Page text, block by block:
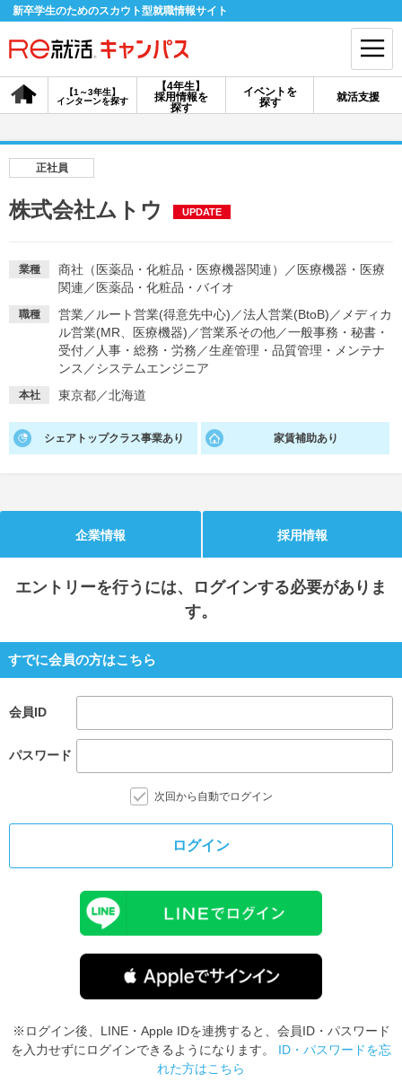
新卒学生のためのスカウト型就職情報サイト
【4年生】
採用情報を
探す
【1～3年生】
インターンを探す
イベントを
探す
就活支援
会員登録 ログイン
採用情報を探す
説明会を探す
インターンを探す
イベントを探す スカウト お知らせ
就活ノウハウ・サポート
就活支援 就活コラム
あなたに合う仕事を診断！ 動画で対策講座をチェック
就活時事ニュースを更新 不明点があればこちら
正社員
株式会社ムトウ UPDATE
業種 商社（医薬品・化粧品・医療機器関連） ／ 医療機器・医療
関連 ／ 医薬品・化粧品・バイオ
職種 営業／ ルート営業(得意先中心) ／法人営業(BtoB) ／ メディカ
ル営業(MR、医療機器) ／営業系その他／一般事務・秘書・
受付／ 人事・総務・労務 ／生産管理・品質管理・メンテナ
ンス ／システムエンジニア
本社 東京都／北海道
シェアトップクラス事業あり 家賃補助あり
企業情報 採用情報
エントリーを行うには、ログインする必要がありま
す。
すでに会員の方はこちら
会員ID
パスワード
次回から自動でログイン
ログイン
※ログイン後、LINE・Apple IDを連携すると、会員ID・パスワード
を入力せずにログインできるようになります。 ID・パスワードを忘
れた方はこちら